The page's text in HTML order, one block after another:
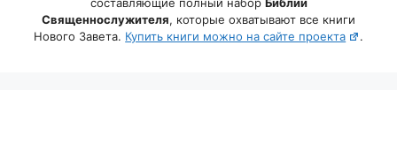
Священнослужителя, которые охватывают все книги
Нового Завета. Купить книги можно на сайте проекта .